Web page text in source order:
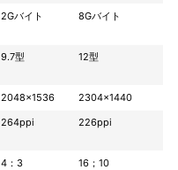
2Gバイト 8Gバイト
9.7型 12型
2048×1536
2304×1440
264ppi 226ppi
4：3 16；10